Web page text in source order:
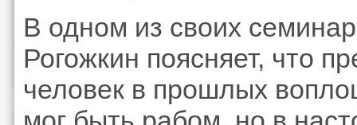
В одном из своих
Рогожкин поясняет, что
человек в прошлых